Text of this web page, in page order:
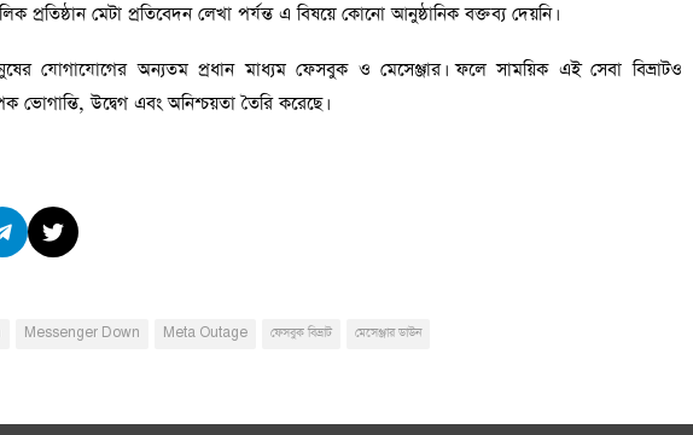
প্রতিষ্ঠান মেটা প্রতিবেদন লেখা পর্যন্ত এ বিষয়ে কোনো আনুষ্ঠানিক বক্তব্য দেয়নি।
যোগাযোগের অন্যতম প্রধান মাধ্যম ফেসবুক ও মেসেঞ্জার। ফলে সাময়িক এই সেবা বিভ্রাটও
ভোগান্তি, উদ্বেগ এবং অনিশ্চয়তা তৈরি করেছে।
Messenger Down Meta Outage ফেসবুক বিভ্রাট মেসেঞ্জার ডাউন